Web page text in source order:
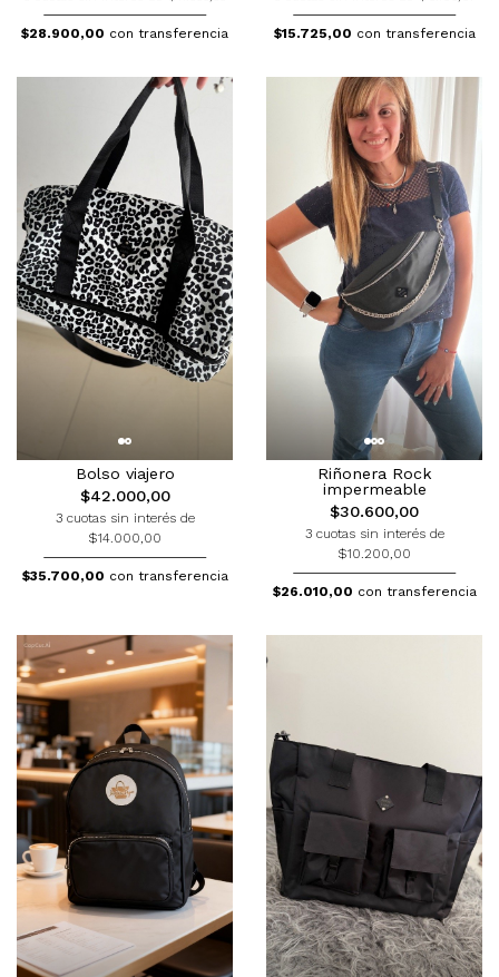
$28.900,00 con transferencia $15.725,00 con transferencia
Bolso viajero
$42.000,00
3 cuotas sin interés de
$14.000,00
$35.700,00 con transferencia
Riñonera Rock
impermeable
$30.600,00
3 cuotas sin interés de
$10.200,00
$26.010,00 con transferencia